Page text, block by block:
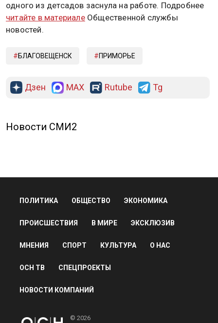
одного из детсадов заснула на работе. Подробнее
читайте в материалеОбщественной службы
новостей.
БЛАГОВЕЩЕНСК ПРИМОРЬЕ
Дзен MAX Rutube Tg
Новости СМИ2
ПОЛИТИКА ОБЩЕСТВО ЭКОНОМИКА
ПРОИСШЕСТВИЯ В МИРЕ ЭКСКЛЮЗИВ
МНЕНИЯ СПОРТ КУЛЬТУРА О НАС
ОСН ТВ СПЕЦПРОЕКТЫ
НОВОСТИ КОМПАНИЙ
© 2026